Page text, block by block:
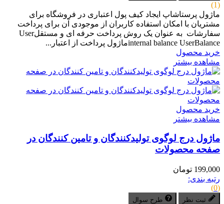
(1)
ماژول پرستاشاپ ایجاد کیف پول اعتباری در فروشگاه برای
مشتریان با امکان استفاده کاربران از موجودی آن برای پرداخت
سفارشات به عنوان یک روش پرداخت حرفه ای و مستقلUser
internal balance UserBalanceماژول پرداخت از اعتبار...
خرید محصول
مشاهده بیشتر
خرید محصول
مشاهده بیشتر
ماژول درج لوگوی تولیدکنندگان و تامین کنندگان در
صفحه محصولات
199,000 تومان
رتبه بندی:
(0)
ثبت نظر طرح سوال